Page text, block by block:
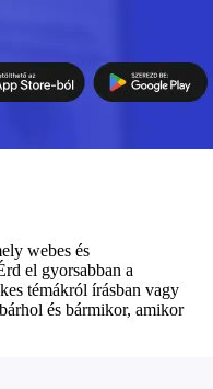
webes és
el gyorsabban a
témákról írásban vagy
és bármikor, amikor